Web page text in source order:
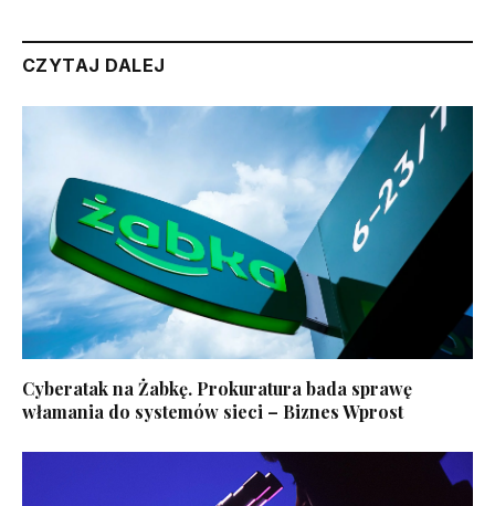
CZYTAJ DALEJ
Cyberatak na Żabkę. Prokuratura bada sprawę
włamania do systemów sieci – Biznes Wprost